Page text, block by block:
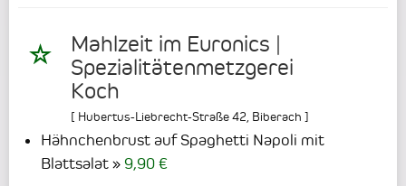
Mahlzeit im Euronics |
Spezialitätenmetzgerei
Koch
[ Hubertus-Liebrecht-Straße 42, Biberach ]
Hähnchenbrust auf Spaghetti Napoli mit
Blattsalat
9,90 €